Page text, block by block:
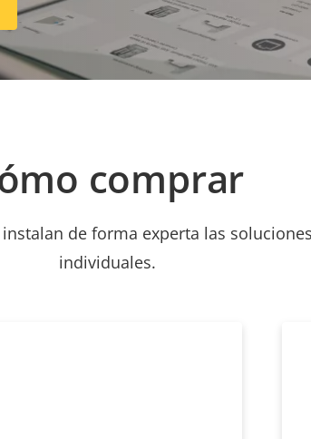
comprar
de forma experta las
individuales.